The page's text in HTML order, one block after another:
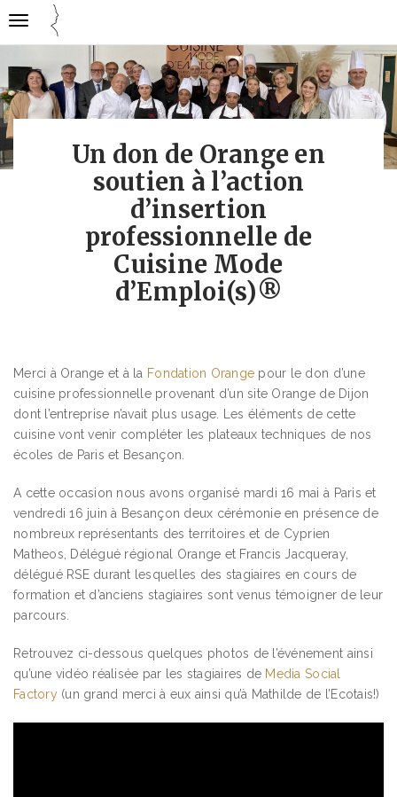
Gestion des traceurs
Cuisine
mode
emploi
Ouvrir
Un don de Orange en
soutien à l’action
d’insertion
professionnelle de
Cuisine Mode
d’Emploi(s)®
Merci à Orange et à la Fondation Orange pour le don d’une
cuisine professionnelle provenant d’un site Orange de Dijon
dont l’entreprise n’avait plus usage. Les éléments de cette
cuisine vont venir compléter les plateaux techniques de nos
écoles de Paris et Besançon.
A cette occasion nous avons organisé mardi 16 mai à Paris et
vendredi 16 juin à Besançon deux cérémonie en présence de
nombreux représentants des territoires et de Cyprien
Matheos, Délégué régional Orange et Francis Jacqueray,
délégué RSE durant lesquelles des stagiaires en cours de
formation et d’anciens stagiaires sont venus témoigner de leur
parcours.
Retrouvez ci-dessous quelques photos de l’événement ainsi
qu’une vidéo réalisée par les stagiaires de Media Social
Factory(un grand merci à eux ainsi qu’à Mathilde de l’Ecotais!)